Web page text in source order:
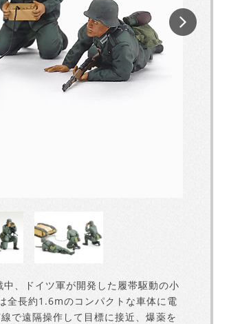
、ドイツ軍が開発した履帯駆動の小
全長約1.6mのコンパクトな車体に電
で遠隔操作して目標に接近、爆薬を